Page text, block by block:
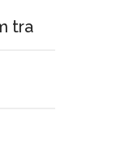
tra